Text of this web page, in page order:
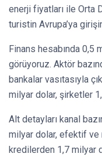
enerji fiyatları ile Orta
turistin Avrupa’ya
Finans hesabında 0,5
görüyoruz. Aktör
bankalar vasıtasıyla
milyar dolar, şirketler
Alt detayları kanal
milyar dolar, efektif ve
kredilerden 1,7 milyar